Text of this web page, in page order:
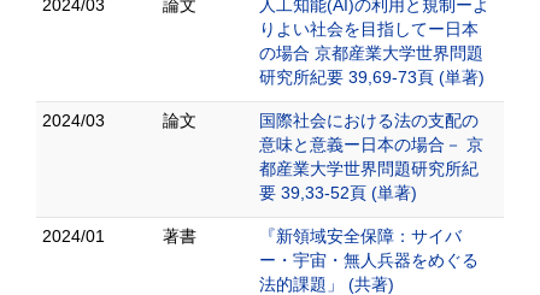
2024/03 論文
人工知能(AI)の利用と規制ーよ
りよい社会を目指してー日本
の場合 京都産業大学世界問題
研究所紀要 39,69-73頁 (単著)
2024/03 論文
国際社会における法の支配の
意味と意義ー日本の場合－ 京
都産業大学世界問題研究所紀
要 39,33-52頁 (単著)
2024/01 著書
『新領域安全保障：サイバ
ー・宇宙・無人兵器をめぐる
法的課題」 (共著)